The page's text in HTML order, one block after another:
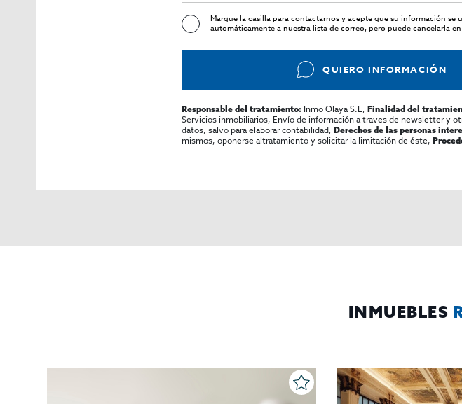
Marque la casilla para contactarnos y acepte que su información se
automáticamente a nuestra lista de correo, pero puede cancelarla
QUIERO INFORMACIÓN
Responsable del tratamiento: Inmo Olaya S.L, Finalidad del
Servicios inmobiliarios, Envío de información a traves de newsletter y
datos, salvo para elaborar contabilidad, Derechos de las personas
mismos, oponerse altratamiento y solicitar la limitación de éste,
consultarse la información adicional y detallada sobre protección de datos
INMUEBLES